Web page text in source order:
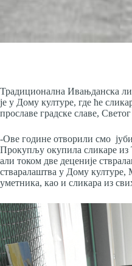
Традиционална Ивањданска
је у Дому културе, где ће
прославе градске славе,
-Ове године отворили смо
Прокупљу окупила сликаре из
али током две деценије
стваралаштва у Дому
уметника, као и сликара из